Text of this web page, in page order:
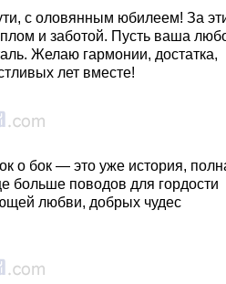
с оловянным юбилеем! За
и заботой. Пусть ваша
Желаю гармонии, достатка,
лет вместе!
о бок — это уже история,
больше поводов для гордости
любви, добрых чудес